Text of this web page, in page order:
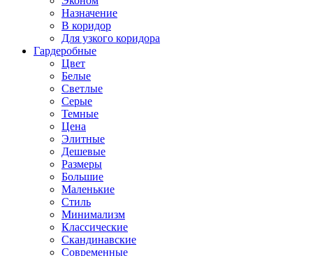
Назначение
В коридор
Для узкого коридора
Гардеробные
Цвет
Белые
Светлые
Серые
Темные
Цена
Элитные
Дешевые
Размеры
Большие
Маленькие
Стиль
Минимализм
Классические
Скандинавские
Современные